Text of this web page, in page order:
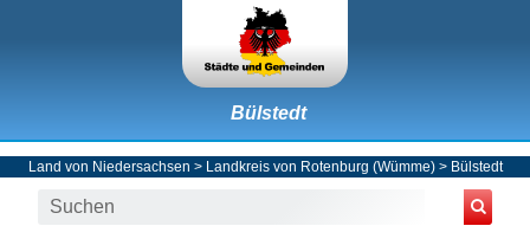
Bülstedt
Land von Niedersachsen > Landkreis von Rotenburg (Wümme)> Bülstedt